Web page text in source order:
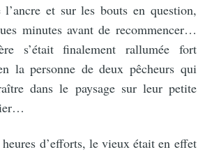
et sur les bouts en question,
minutes avant de recommencer…
s’était finalement rallumée fort
la personne de deux pêcheurs qui
dans le paysage sur leur petite
d’efforts, le vieux était en effet